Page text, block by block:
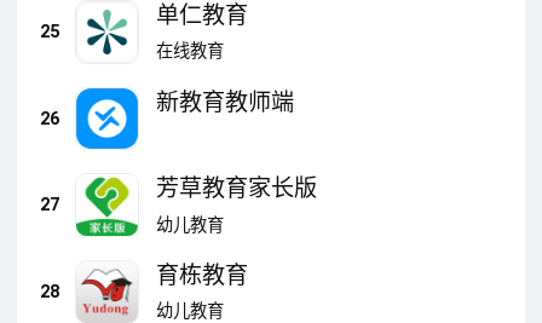
25
单仁教育
在线教育
26
新教育教师端
27
芳草教育家长版
幼儿教育
28
育栋教育
幼儿教育